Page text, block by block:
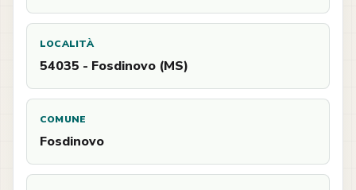
LOCALITÀ
54035 - Fosdinovo (MS)
COMUNE
Fosdinovo